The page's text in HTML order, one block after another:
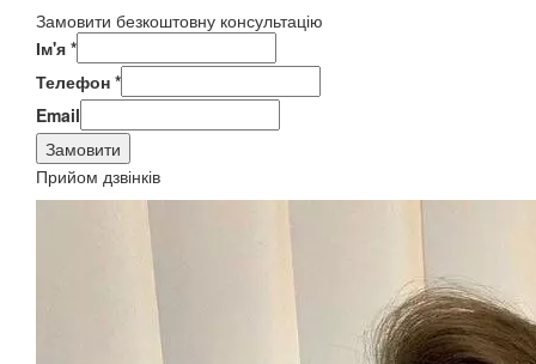
Замовити безкоштовну консультацію
Ім'я *
Телефон *
Email
Замовити
Прийом дзвінків